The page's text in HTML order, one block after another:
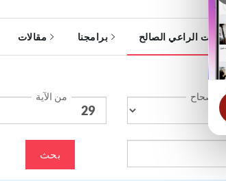
الراعي الصالح برامجنا مقالات
الإصحاح من الآية
بحث